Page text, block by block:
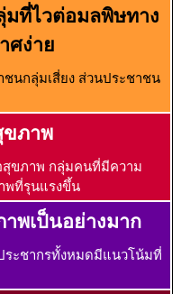
ที่ไวต่อมลพิษทาง
ศง่าย
นกลุ่มเสี่ยง ส่วนประชาชน
ภาพ
สุขภาพ กลุ่มคนที่มีความ
พที่รุนแรงขึ้น
พเป็นอย่างมาก
ระชากรทั้งหมดมีแนวโน้มที่